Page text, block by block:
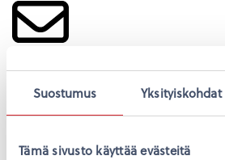
Suostumus Yksityiskohdat
Tämä sivusto käyttää evästeitä